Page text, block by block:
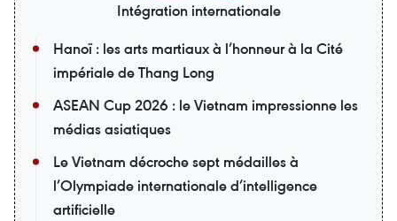
Intégration internationale
Hanoï : les arts martiaux à l’honneur à la Cité
impériale de Thang Long
ASEAN Cup 2026 : le Vietnam impressionne les
médias asiatiques
Le Vietnam décroche sept médailles à
l’Olympiade internationale d’intelligence
artificielle